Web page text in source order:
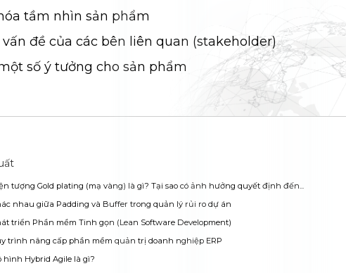
hội hóa tầm nhìn sản phẩm
rõ vấn đề của các bên liên quan (stakeholder)
ra một số ý tưởng cho sản phẩm
đề xuất
Hiện tượng Gold plating (mạ vàng) là gì? Tại sao có ảnh hưởng quyết định đến...
Khác nhau giữa Padding và Buffer trong quản lý rủi ro dự án
Phát triển Phần mềm Tinh gọn (Lean Software Development)
Quy trình nâng cấp phần mềm quản trị doanh nghiệp ERP
Mô hình Hybrid Agile là gì?